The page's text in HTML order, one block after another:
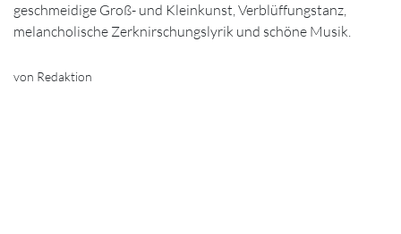
geschmeidige Groß- und Kleinkunst, Verblüffungstanz,
melancholische Zerknirschungslyrik und schöne Musik.
von Redaktion